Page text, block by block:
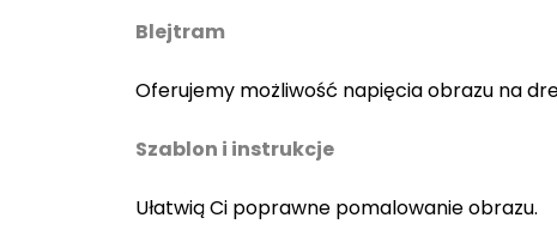
Blejtram
Oferujemy możliwość napięcia obrazu na
Szablon i instrukcje
Ułatwią Ci poprawne pomalowanie obrazu.